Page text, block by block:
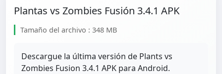
Plantas vs Zombies Fusión 3.4.1 APK
Tamaño del archivo : 348 MB
Descargue la última versión de Plants vs
Zombies Fusion 3.4.1 APK para Android.